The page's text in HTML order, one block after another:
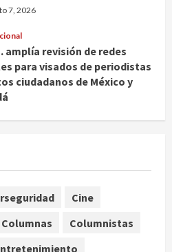
7, 2026
amplía revisión de redes
para visados de periodistas
ciudadanos de México y
Nacional emite billete por
de la Asociación de
Cine
Columnas
Columnistas